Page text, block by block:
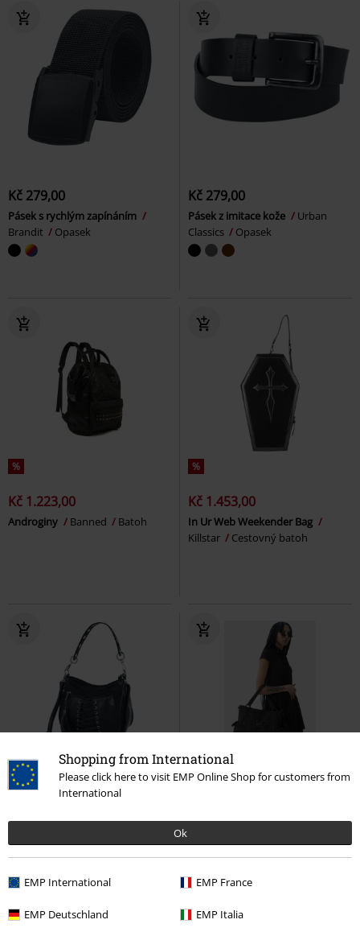
Shopping from International
Please click here to visit EMP Online Shop for customers from
International
Ok
EMP International EMP France
EMP Deutschland EMP Italia
Kč 279,00
Pásek s rychlým zapínáním
Brandit
Opasek
Kč 279,00
Pásek z imitace kože
Urban
Classics
Opasek
%
Kč 1.223,00
Androginy Banned Batoh
%
Kč 1.453,00
In Ur Web Weekender Bag
Killstar
Cestovný batoh
Taška Lacing
Téměř vyprodáno
KILLSTAR
Kabelky